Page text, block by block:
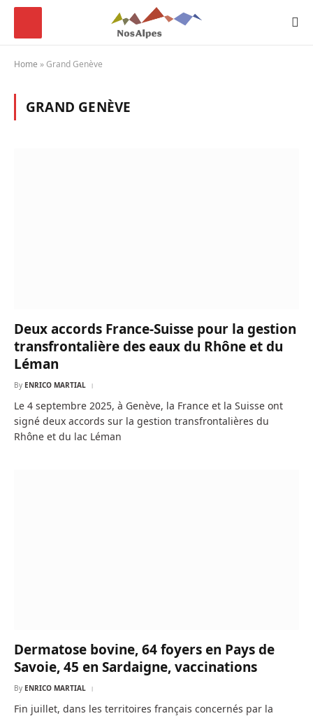
Home »Grand Genève
GRAND GENÈVE
Deux accords France-Suisse pour la gestion
transfrontalière des eaux du Rhône et du
Léman
By ENRICO MARTIAL
Le 4 septembre 2025, à Genève, la France et la Suisse ont
signé deux accords sur la gestion transfrontalières du
Rhône et du lac Léman
Dermatose bovine, 64 foyers en Pays de
Savoie, 45 en Sardaigne, vaccinations
By ENRICO MARTIAL
Fin juillet, dans les territoires français concernés par la